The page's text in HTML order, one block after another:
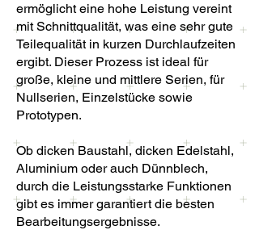
ermöglicht eine hohe Leistung vereint
mit Schnittqualität, was eine sehr gute
Teilequalität in kurzen Durchlaufzeiten
ergibt. Dieser Prozess ist ideal für
große, kleine und mittlere Serien, für
Nullserien, Einzelstücke sowie
Prototypen.
Ob dicken Baustahl, dicken Edelstahl,
Aluminium oder auch Dünnblech,
durch die Leistungsstarke Funktionen
gibt es immer garantiert die besten
Bearbeitungsergebnisse.